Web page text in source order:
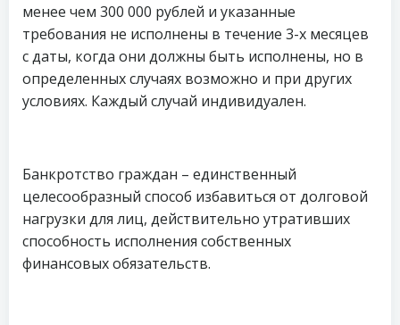
менее чем 300 000 рублей и указанные
требования не исполнены в течение 3-х месяцев
с даты, когда они должны быть исполнены, но в
определенных случаях возможно и при других
условиях. Каждый случай индивидуален.
Банкротство граждан – единственный
целесообразный способ избавиться от долговой
нагрузки для лиц, действительно утративших
способность исполнения собственных
финансовых обязательств.